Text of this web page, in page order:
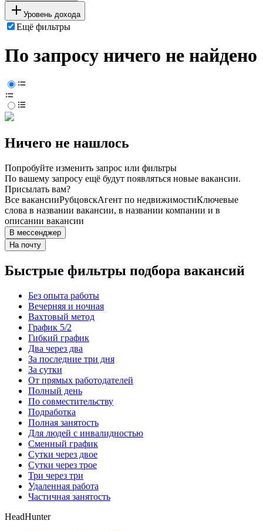
Уровень дохода
Ещё фильтры
По запросу ничего не найдено
Ничего не нашлось
Попробуйте изменить запрос или фильтры
По вашему запросу ещё будут появляться новые вакансии.
Присылать вам?
Все вакансииРубцовскАгент по недвижимостиКлючевые
слова в названии вакансии, в названии компании и в
описании вакансии
В мессенджер
На почту
Быстрые фильтры подбора вакансий
Без опыта работы
Вечерняя и ночная
Вахтовый метод
График 5/2
Гибкий график
Два через два
За последние три дня
За сутки
От прямых работодателей
Полный день
По совместительству
Подработка
Полная занятость
Для людей с инвалидностью
Сменный график
Сутки через двое
Сутки через трое
Три через три
Удаленная работа
Частичная занятость
HeadHunter